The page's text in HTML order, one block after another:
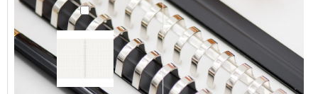
活
頁
A5
無
效
-